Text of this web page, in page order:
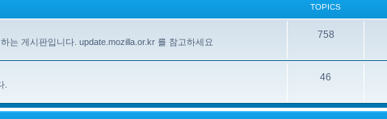
TOPICS
는 게시판입니다. update.mozilla.or.kr 를 참고하세요
758
.
46